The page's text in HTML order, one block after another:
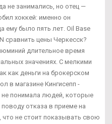
не занимались, но отец —
хоккей: именно он
ему было пять лет. Oil Base
сравнить цены Черкесск?
длительное время
значениях. С мелкими
как деньги на брокерском
в магазине Кингисепп -
не понимала людей, которые
отказа в приеме на
не стоит показывать свою